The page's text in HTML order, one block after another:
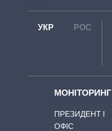
УКР РОС
МОНІТОРИНГ
ПРЕЗИДЕНТ І
ОФІС